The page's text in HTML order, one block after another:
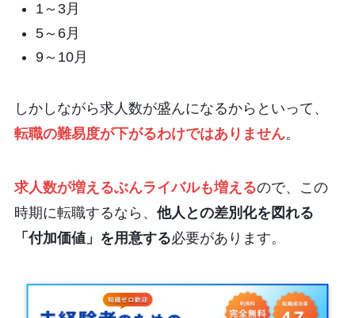
1～3月
5～6月
9～10月
しかしながら求人数が盛んになるからといって、
転職の難易度が下がるわけではありません。
求人数が増えるぶんライバルも増えるので、この
時期に転職するなら、 他人との差別化を図れる
「付加価値」を用意する必要があります。